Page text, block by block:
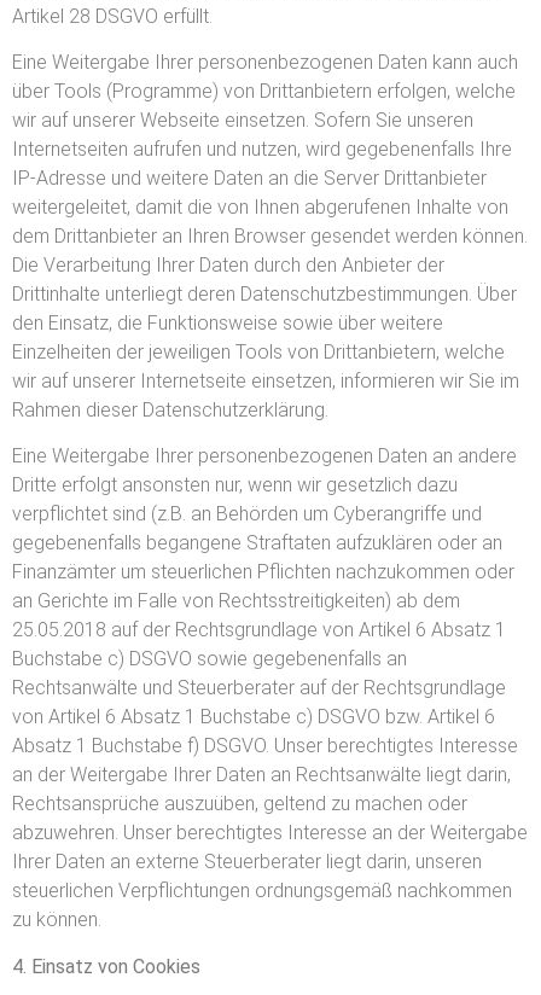
Artikel 28 DSGVO erfüllt.
Eine Weitergabe Ihrer personenbezogenen Daten kann auch
über Tools (Programme) von Drittanbietern erfolgen, welche
wir auf unserer Webseite einsetzen. Sofern Sie unseren
Internetseiten aufrufen und nutzen, wird gegebenenfalls Ihre
IP-Adresse und weitere Daten an die Server Drittanbieter
weitergeleitet, damit die von Ihnen abgerufenen Inhalte von
dem Drittanbieter an Ihren Browser gesendet werden können.
Die Verarbeitung Ihrer Daten durch den Anbieter der
Drittinhalte unterliegt deren Datenschutzbestimmungen. Über
den Einsatz, die Funktionsweise sowie über weitere
Einzelheiten der jeweiligen Tools von Drittanbietern, welche
wir auf unserer Internetseite einsetzen, informieren wir Sie im
Rahmen dieser Datenschutzerklärung.
Eine Weitergabe Ihrer personenbezogenen Daten an andere
Dritte erfolgt ansonsten nur, wenn wir gesetzlich dazu
verpflichtet sind (z.B. an Behörden um Cyberangriffe und
gegebenenfalls begangene Straftaten aufzuklären oder an
Finanzämter um steuerlichen Pflichten nachzukommen oder
an Gerichte im Falle von Rechtsstreitigkeiten) ab dem
25.05.2018 auf der Rechtsgrundlage von Artikel 6 Absatz 1
Buchstabe c) DSGVO sowie gegebenenfalls an
Rechtsanwälte und Steuerberater auf der Rechtsgrundlage
von Artikel 6 Absatz 1 Buchstabe c) DSGVO bzw. Artikel 6
Absatz 1 Buchstabe f) DSGVO. Unser berechtigtes Interesse
an der Weitergabe Ihrer Daten an Rechtsanwälte liegt darin,
Rechtsansprüche auszuüben, geltend zu machen oder
abzuwehren. Unser berechtigtes Interesse an der Weitergabe
Ihrer Daten an externe Steuerberater liegt darin, unseren
steuerlichen Verpflichtungen ordnungsgemäß nachkommen
zu können.
4. Einsatz von Cookies